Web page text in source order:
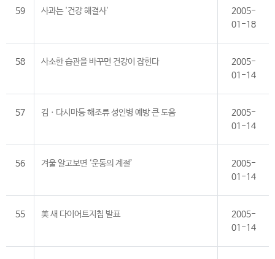
59 사과는 '건강 해결사'
2005-
01-18
58 사소한 습관을 바꾸면 건강이 잡힌다
2005-
01-14
57 김ㆍ다시마등 해조류 성인병 예방 큰 도움
2005-
01-14
56 겨울 알고보면 ‘운동의 계절’
2005-
01-14
55 美 새 다이어트지침 발표
2005-
01-14